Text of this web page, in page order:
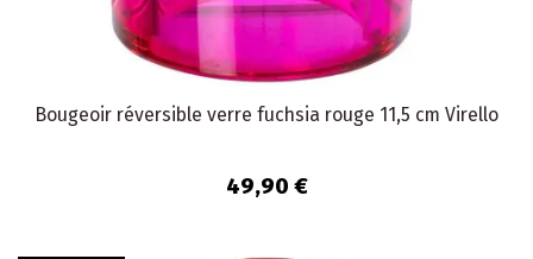
Bougeoir réversible verre fuchsia rouge 11,5 cm Virello
49,90 €